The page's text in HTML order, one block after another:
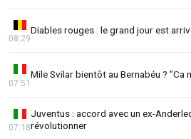
Diables rouges : le grand jour est
08:29
Mile Svilar bientôt au Bernabéu ? "Ca
07:51
Juventus : accord avec un ex-
révolutionner
07:18